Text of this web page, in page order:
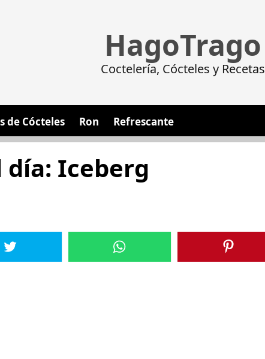
HagoTrago
Coctelería, Cócteles y Recetas
de Cócteles Ron Refrescante
día: Iceberg